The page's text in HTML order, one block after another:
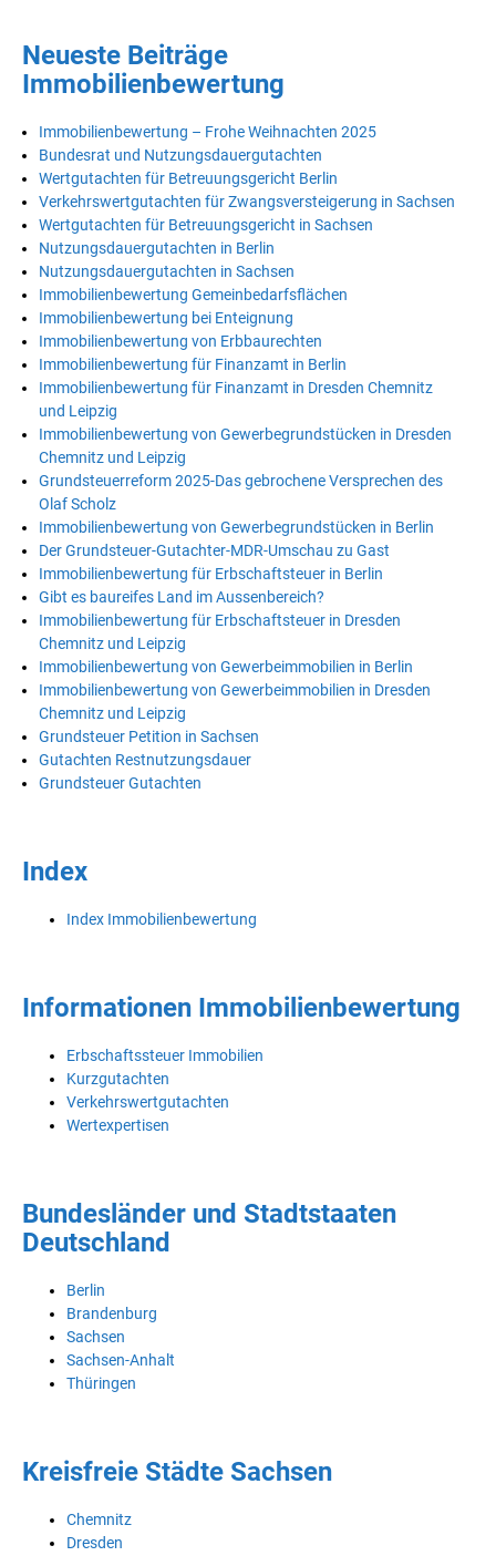
Neueste Beiträge
Immobilienbewertung
Immobilienbewertung – Frohe Weihnachten 2025
Bundesrat und Nutzungsdauergutachten
Wertgutachten für Betreuungsgericht Berlin
Verkehrswertgutachten für Zwangsversteigerung in Sachsen
Wertgutachten für Betreuungsgericht in Sachsen
Nutzungsdauergutachten in Berlin
Nutzungsdauergutachten in Sachsen
Immobilienbewertung Gemeinbedarfsflächen
Immobilienbewertung bei Enteignung
Immobilienbewertung von Erbbaurechten
Immobilienbewertung für Finanzamt in Berlin
Immobilienbewertung für Finanzamt in Dresden Chemnitz
und Leipzig
Immobilienbewertung von Gewerbegrundstücken in Dresden
Chemnitz und Leipzig
Grundsteuerreform 2025-Das gebrochene Versprechen des
Olaf Scholz
Immobilienbewertung von Gewerbegrundstücken in Berlin
Der Grundsteuer-Gutachter-MDR-Umschau zu Gast
Immobilienbewertung für Erbschaftsteuer in Berlin
Gibt es baureifes Land im Aussenbereich?
Immobilienbewertung für Erbschaftsteuer in Dresden
Chemnitz und Leipzig
Immobilienbewertung von Gewerbeimmobilien in Berlin
Immobilienbewertung von Gewerbeimmobilien in Dresden
Chemnitz und Leipzig
Grundsteuer Petition in Sachsen
Gutachten Restnutzungsdauer
Grundsteuer Gutachten
Index
Index Immobilienbewertung
Informationen Immobilienbewertung
Erbschaftssteuer Immobilien
Kurzgutachten
Verkehrswertgutachten
Wertexpertisen
Bundesländer und Stadtstaaten
Deutschland
Berlin
Brandenburg
Sachsen
Sachsen-Anhalt
Thüringen
Kreisfreie Städte Sachsen
Chemnitz
Dresden